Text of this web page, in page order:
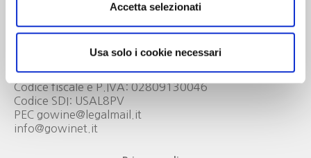
Accetta selezionati
Usa solo i cookie necessari
Associazione Go Wine
Via Vida, 6
12051 Alba (Cn)
Codice fiscale e P.IVA: 02809130046
Codice SDI: USAL8PV
PEC gowine@legalmail.it
info@gowinet.it